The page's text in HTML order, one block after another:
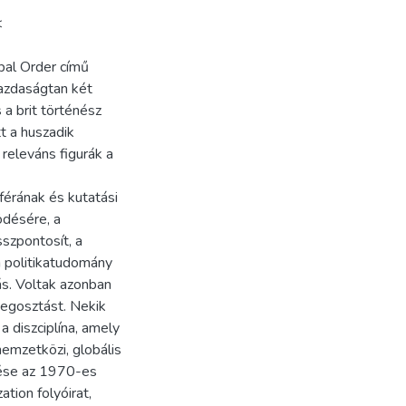
és szilárd jelentésben használjá